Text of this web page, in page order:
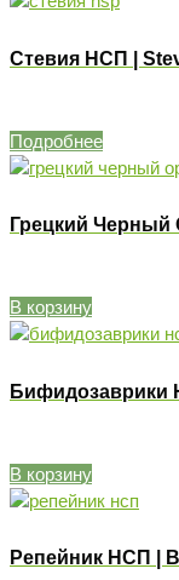
Стевия НСП |
Подробнее
Грецкий Черный
В корзину
Бифидозаврики
В корзину
Репейник НСП |